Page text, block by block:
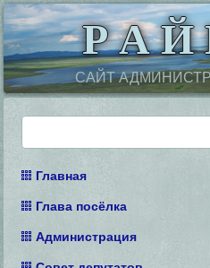
Р А Й
САЙТ
Главная
Глава посёлка
Администрация